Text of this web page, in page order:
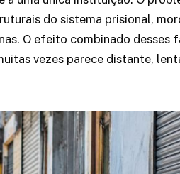
do sistema prisional,
O efeito combinado desses
vezes parece distante,